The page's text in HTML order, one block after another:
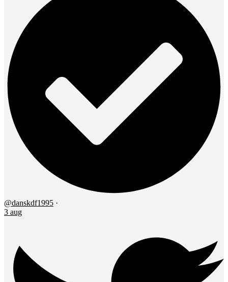
@danskdf1995 ·
3 aug